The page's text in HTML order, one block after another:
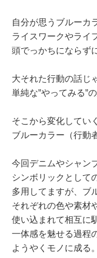
自分が思うブルーカ
ライスワークやライ
頭でっかちにならず
大それた行動の話じ
単純な”やってみる”の
そこから変化してい
ブルーカラー（行動
今回デニムやシャン
シンボリックとして
多用してますが、ブ
それぞれの色や素材
使い込まれて相互に
一体感を魅せる過程
ようやくモノに成る。